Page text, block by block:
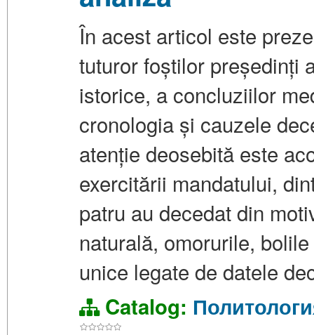
În acest articol este
tuturor foștilor președinți
istorice, a concluziilor
cronologia și cauzele
atenție deosebită este
exercitării mandatului,
patru au decedat din
naturală, omorurile,
unice legate de datele
Catalog: